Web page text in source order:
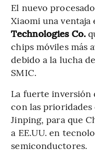
El nuevo
Xiaomi una ventaja
Technologies Co.
chips móviles más
debido a la lucha
SMIC.
La fuerte inversión
con las
Jinping, para que
a EE.UU. en
semiconductores.